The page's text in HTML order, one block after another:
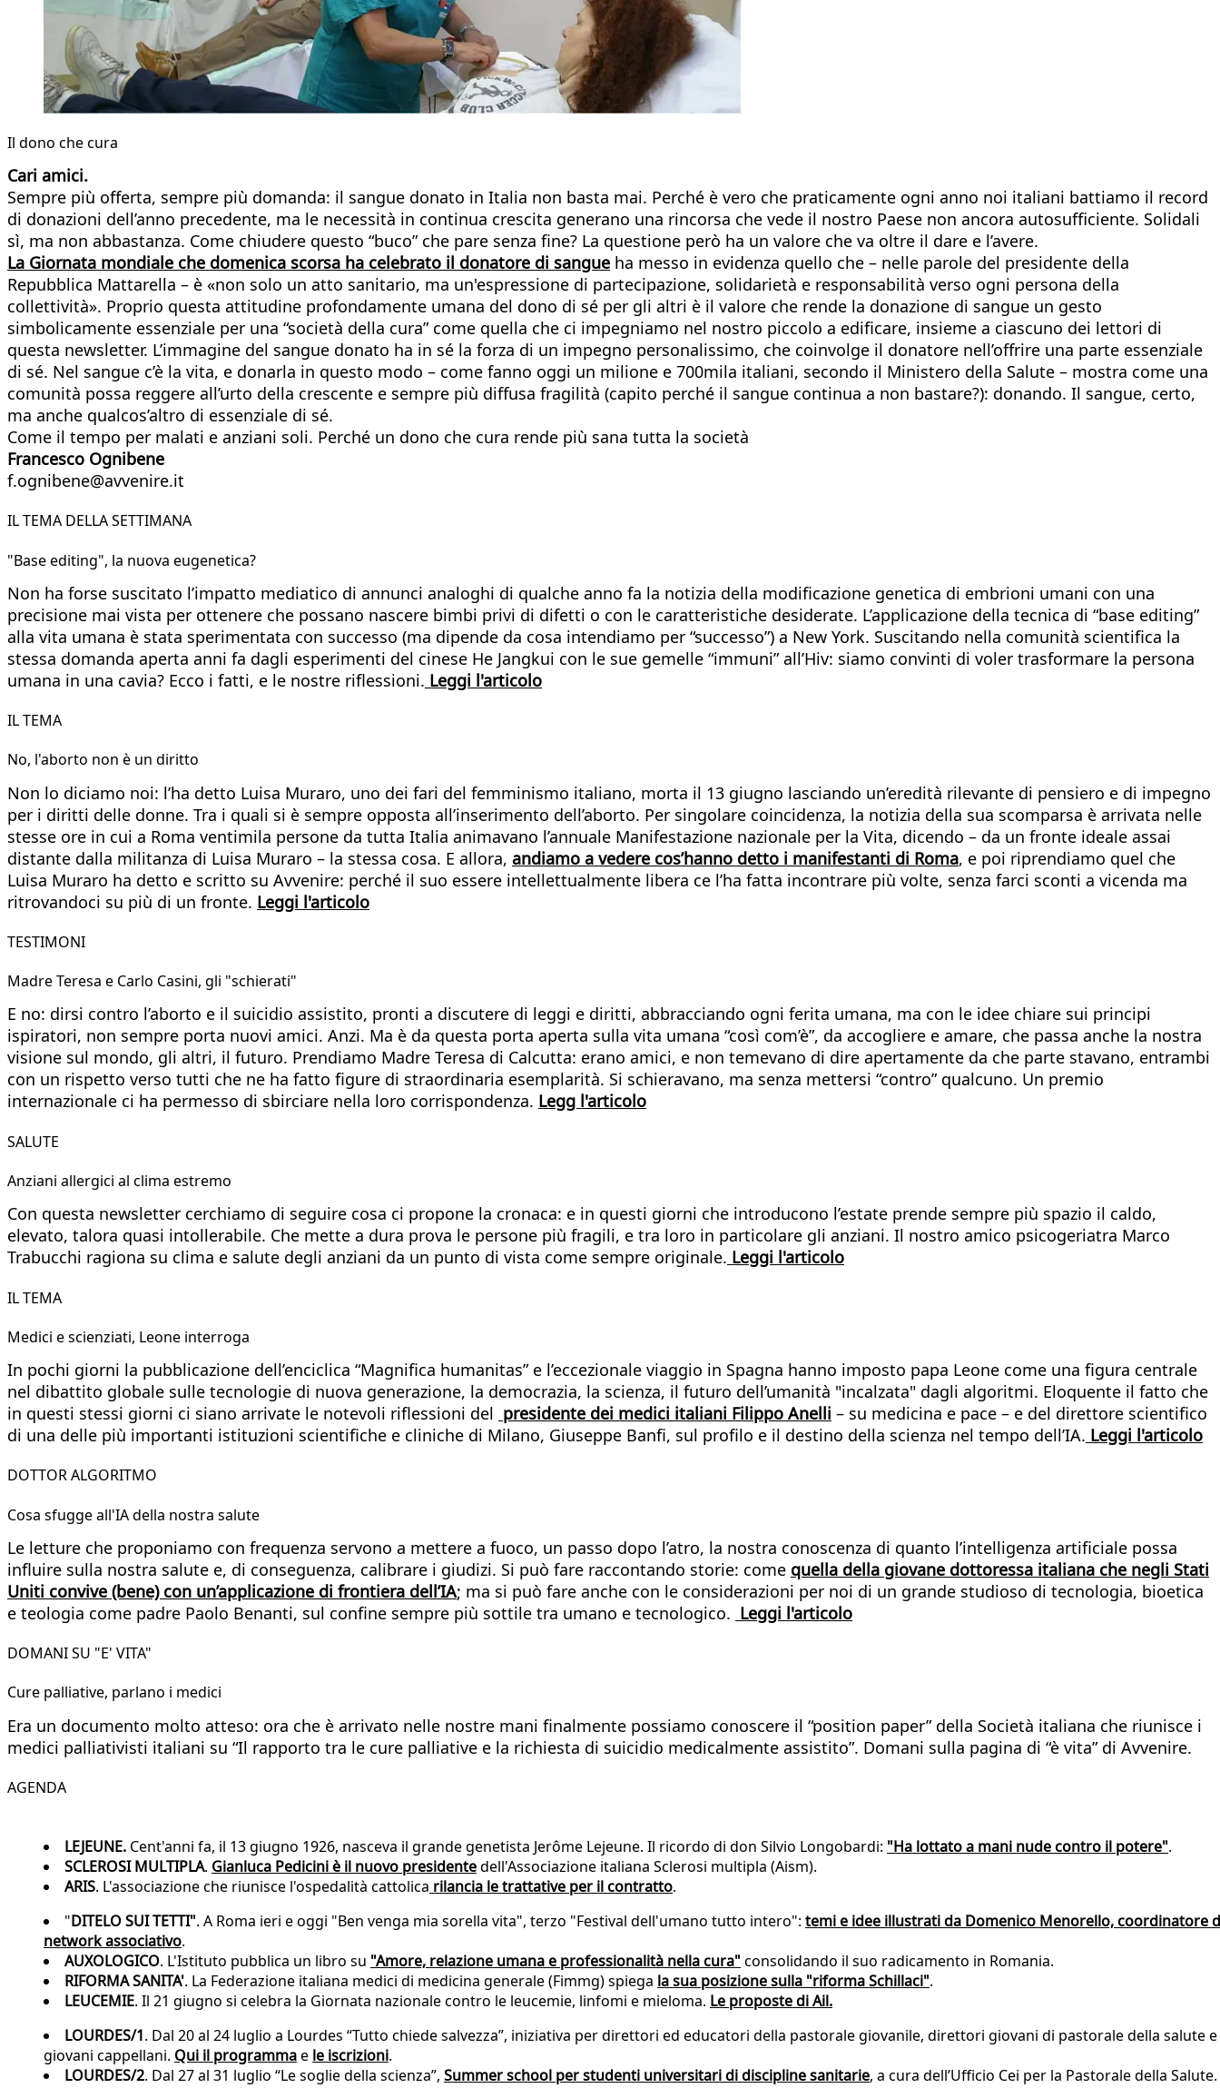
Il dono che cura
Cari amici.
Sempre più offerta, sempre più domanda: il sangue donato in Italia non basta mai. Perché è vero che praticamente ogni anno noi italiani battiamo il record
di donazioni dell’anno precedente, ma le necessità in continua crescita generano una rincorsa che vede il nostro Paese non ancora autosufficiente. Solidali
sì, ma non abbastanza. Come chiudere questo “buco” che pare senza fine? La questione però ha un valore che va oltre il dare e l’avere.
La Giornata mondiale che domenica scorsa ha celebrato il donatore di sangue ha messo in evidenza quello che – nelle parole del presidente della
Repubblica Mattarella – è «non solo un atto sanitario, ma un'espressione di partecipazione, solidarietà e responsabilità verso ogni persona della
collettività». Proprio questa attitudine profondamente umana del dono di sé per gli altri è il valore che rende la donazione di sangue un gesto
simbolicamente essenziale per una “società della cura” come quella che ci impegniamo nel nostro piccolo a edificare, insieme a ciascuno dei lettori di
questa newsletter. L’immagine del sangue donato ha in sé la forza di un impegno personalissimo, che coinvolge il donatore nell’offrire una parte essenziale
di sé. Nel sangue c’è la vita, e donarla in questo modo – come fanno oggi un milione e 700mila italiani, secondo il Ministero della Salute – mostra come una
comunità possa reggere all’urto della crescente e sempre più diffusa fragilità (capito perché il sangue continua a non bastare?): donando. Il sangue, certo,
ma anche qualcos’altro di essenziale di sé.
Come il tempo per malati e anziani soli. Perché un dono che cura rende più sana tutta la società
Francesco Ognibene
f.ognibene@avvenire.it
IL TEMA DELLA SETTIMANA
"Base editing", la nuova eugenetica?
Non ha forse suscitato l’impatto mediatico di annunci analoghi di qualche anno fa la notizia della modificazione genetica di embrioni umani con una
precisione mai vista per ottenere che possano nascere bimbi privi di difetti o con le caratteristiche desiderate. L’applicazione della tecnica di “base editing”
alla vita umana è stata sperimentata con successo (ma dipende da cosa intendiamo per “successo”) a New York. Suscitando nella comunità scientifica la
stessa domanda aperta anni fa dagli esperimenti del cinese He Jangkui con le sue gemelle “immuni” all’Hiv: siamo convinti di voler trasformare la persona
umana in una cavia? Ecco i fatti, e le nostre riflessioni. Leggi l'articolo
IL TEMA
No, l'aborto non è un diritto
Non lo diciamo noi: l’ha detto Luisa Muraro, uno dei fari del femminismo italiano, morta il 13 giugno lasciando un’eredità rilevante di pensiero e di impegno
per i diritti delle donne. Tra i quali si è sempre opposta all’inserimento dell’aborto. Per singolare coincidenza, la notizia della sua scomparsa è arrivata nelle
stesse ore in cui a Roma ventimila persone da tutta Italia animavano l’annuale Manifestazione nazionale per la Vita, dicendo – da un fronte ideale assai
distante dalla militanza di Luisa Muraro – la stessa cosa. E allora, andiamo a vedere cos’hanno detto i manifestanti di Roma, e poi riprendiamo quel che
Luisa Muraro ha detto e scritto su Avvenire: perché il suo essere intellettualmente libera ce l’ha fatta incontrare più volte, senza farci sconti a vicenda ma
ritrovandoci su più di un fronte. Leggi l'articolo
TESTIMONI
Madre Teresa e Carlo Casini, gli "schierati"
E no: dirsi contro l’aborto e il suicidio assistito, pronti a discutere di leggi e diritti, abbracciando ogni ferita umana, ma con le idee chiare sui principi
ispiratori, non sempre porta nuovi amici. Anzi. Ma è da questa porta aperta sulla vita umana “così com’è”, da accogliere e amare, che passa anche la nostra
visione sul mondo, gli altri, il futuro. Prendiamo Madre Teresa di Calcutta: erano amici, e non temevano di dire apertamente da che parte stavano, entrambi
con un rispetto verso tutti che ne ha fatto figure di straordinaria esemplarità. Si schieravano, ma senza mettersi “contro” qualcuno. Un premio
internazionale ci ha permesso di sbirciare nella loro corrispondenza. Legg l'articolo
SALUTE
Anziani allergici al clima estremo
Con questa newsletter cerchiamo di seguire cosa ci propone la cronaca: e in questi giorni che introducono l’estate prende sempre più spazio il caldo,
elevato, talora quasi intollerabile. Che mette a dura prova le persone più fragili, e tra loro in particolare gli anziani. Il nostro amico psicogeriatra Marco
Trabucchi ragiona su clima e salute degli anziani da un punto di vista come sempre originale. Leggi l'articolo
IL TEMA
Medici e scienziati, Leone interroga
In pochi giorni la pubblicazione dell’enciclica “Magnifica humanitas” e l’eccezionale viaggio in Spagna hanno imposto papa Leone come una figura centrale
nel dibattito globale sulle tecnologie di nuova generazione, la democrazia, la scienza, il futuro dell’umanità "incalzata" dagli algoritmi. Eloquente il fatto che
in questi stessi giorni ci siano arrivate le notevoli riflessioni del presidente dei medici italiani Filippo Anelli – su medicina e pace – e del direttore scientifico
di una delle più importanti istituzioni scientifiche e cliniche di Milano, Giuseppe Banfi, sul profilo e il destino della scienza nel tempo dell’IA. Leggi l'articolo
DOTTOR ALGORITMO
Cosa sfugge all'IA della nostra salute
Le letture che proponiamo con frequenza servono a mettere a fuoco, un passo dopo l’atro, la nostra conoscenza di quanto l’intelligenza artificiale possa
influire sulla nostra salute e, di conseguenza, calibrare i giudizi. Si può fare raccontando storie: come quella della giovane dottoressa italiana che negli Stati
Uniti convive (bene) con un’applicazione di frontiera dell’IA; ma si può fare anche con le considerazioni per noi di un grande studioso di tecnologia, bioetica
e teologia come padre Paolo Benanti, sul confine sempre più sottile tra umano e tecnologico. Leggi l'articolo
DOMANI SU "E' VITA"
Cure palliative, parlano i medici
Era un documento molto atteso: ora che è arrivato nelle nostre mani finalmente possiamo conoscere il “position paper” della Società italiana che riunisce i
medici palliativisti italiani su “Il rapporto tra le cure palliative e la richiesta di suicidio medicalmente assistito”. Domani sulla pagina di “è vita” di Avvenire.
AGENDA
LEJEUNE. Cent'anni fa, il 13 giugno 1926, nasceva il grande genetista Jerôme Lejeune. Il ricordo di don Silvio Longobardi: "Ha lottato a mani nude contro il potere".
SCLEROSI MULTIPLA. Gianluca Pedicini è il nuovo presidentedell'Associazione italiana Sclerosi multipla (Aism).
ARIS. L'associazione che riunisce l'ospedalità cattolica rilancia le trattative per il contratto.
"DITELO SUI TETTI". A Roma ieri e oggi "Ben venga mia sorella vita", terzo "Festival dell'umano tutto intero": temi e idee illustrati da Domenico Menorello, coordinatore
network associativo.
AUXOLOGICO. L'Istituto pubblica un libro su "Amore, relazione umana e professionalità nella cura"consolidando il suo radicamento in Romania.
RIFORMA SANITA'. La Federazione italiana medici di medicina generale (Fimmg) spiega la sua posizione sulla "riforma Schillaci".
LEUCEMIE. Il 21 giugno si celebra la Giornata nazionale contro le leucemie, linfomi e mieloma. Le proposte di Ail.
LOURDES/1. Dal 20 al 24 luglio a Lourdes “Tutto chiede salvezza”, iniziativa per direttori ed educatori della pastorale giovanile, direttori giovani di pastorale della salute e
giovani cappellani. Qui il programmae le iscrizioni.
LOURDES/2. Dal 27 al 31 luglio “Le soglie della scienza”, Summer school per studenti universitari di discipline sanitarie, a cura dell’Ufficio Cei per la Pastorale della Salute.